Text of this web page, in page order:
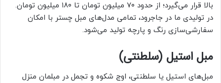
بالا قرار می‌گیرد؛ از حدود ۷۰ میلیون تومان تا ۱۸۰ میلیون تومان.
در تولیدی ما در جاجرود، تمامی مدل‌های مبل چستر با امکان
سفارشی‌سازی رنگ و پارچه تولید می‌شود.
مبل استیل (سلطنتی)
مبل‌های استیل یا سلطنتی، اوج شکوه و تجمل در مبلمان منزل